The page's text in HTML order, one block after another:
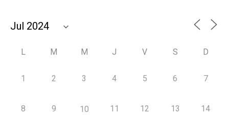
L M M J V S D
1 2 3 4 5 6 7
8 9 10 11 12 13 14